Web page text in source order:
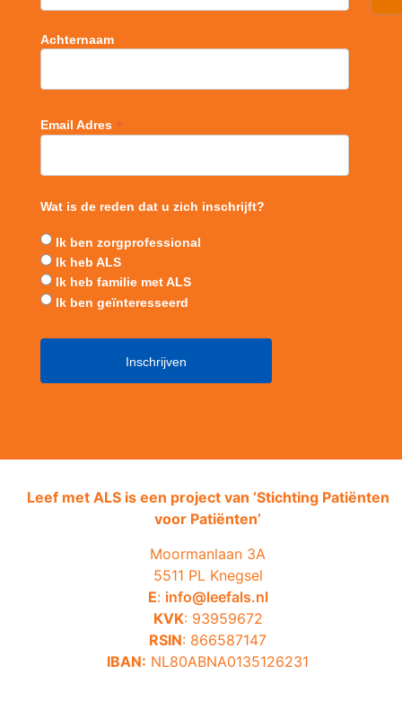
Achternaam
Email Adres *
Wat is de reden dat u zich inschrijft?
Ik ben zorgprofessional
Ik heb ALS
Ik heb familie met ALS
Ik ben geïnteresseerd
Leef met ALS is een project van ‘Stichting Patiënten
voor Patiënten’
Moormanlaan 3A
5511 PL Knegsel
E: info@leefals.nl
KVK: 93959672
RSIN: 866587147
IBAN: NL80ABNA0135126231